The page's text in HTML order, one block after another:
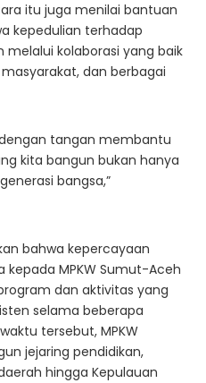
itu juga menilai bantuan
kepedulian terhadap
kolaborasi yang baik
dan berbagai
tangan membantu
kita bangun bukan hanya
bangsa,”
bahwa kepercayaan
kepada MPKW Sumut-Aceh
dan aktivitas yang
selama beberapa
tersebut, MPKW
jejaring pendidikan,
hingga Kepulauan